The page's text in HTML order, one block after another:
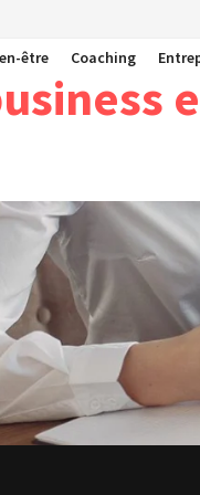
être Coaching